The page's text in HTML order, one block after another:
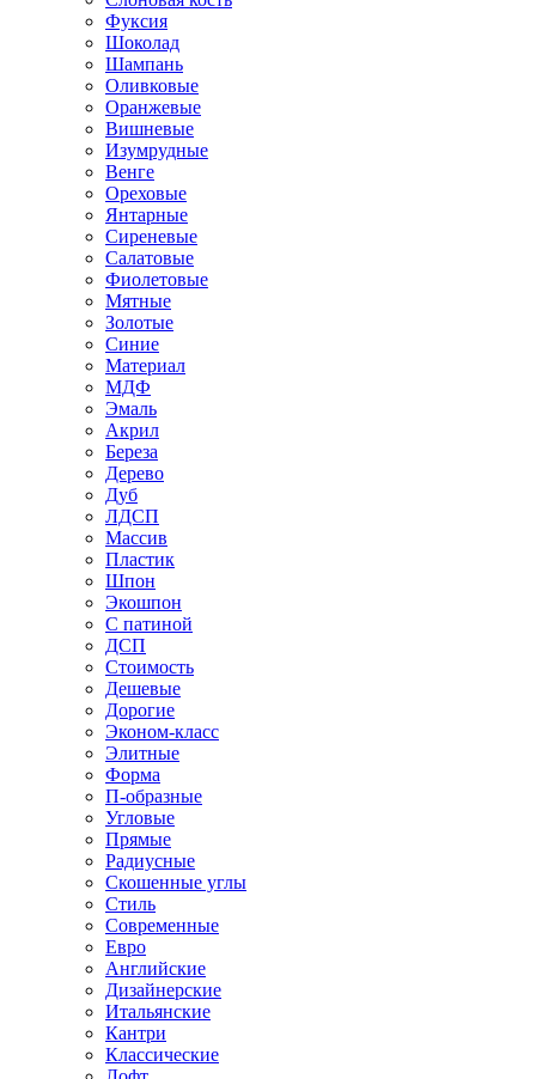
Фуксия
Шоколад
Шампань
Оливковые
Оранжевые
Вишневые
Изумрудные
Венге
Ореховые
Янтарные
Сиреневые
Салатовые
Фиолетовые
Мятные
Золотые
Синие
Материал
МДФ
Эмаль
Акрил
Береза
Дерево
Дуб
ЛДСП
Массив
Пластик
Шпон
Экошпон
С патиной
ДСП
Стоимость
Дешевые
Дорогие
Эконом-класс
Элитные
Форма
П-образные
Угловые
Прямые
Радиусные
Скошенные углы
Стиль
Современные
Евро
Английские
Дизайнерские
Итальянские
Кантри
Классические